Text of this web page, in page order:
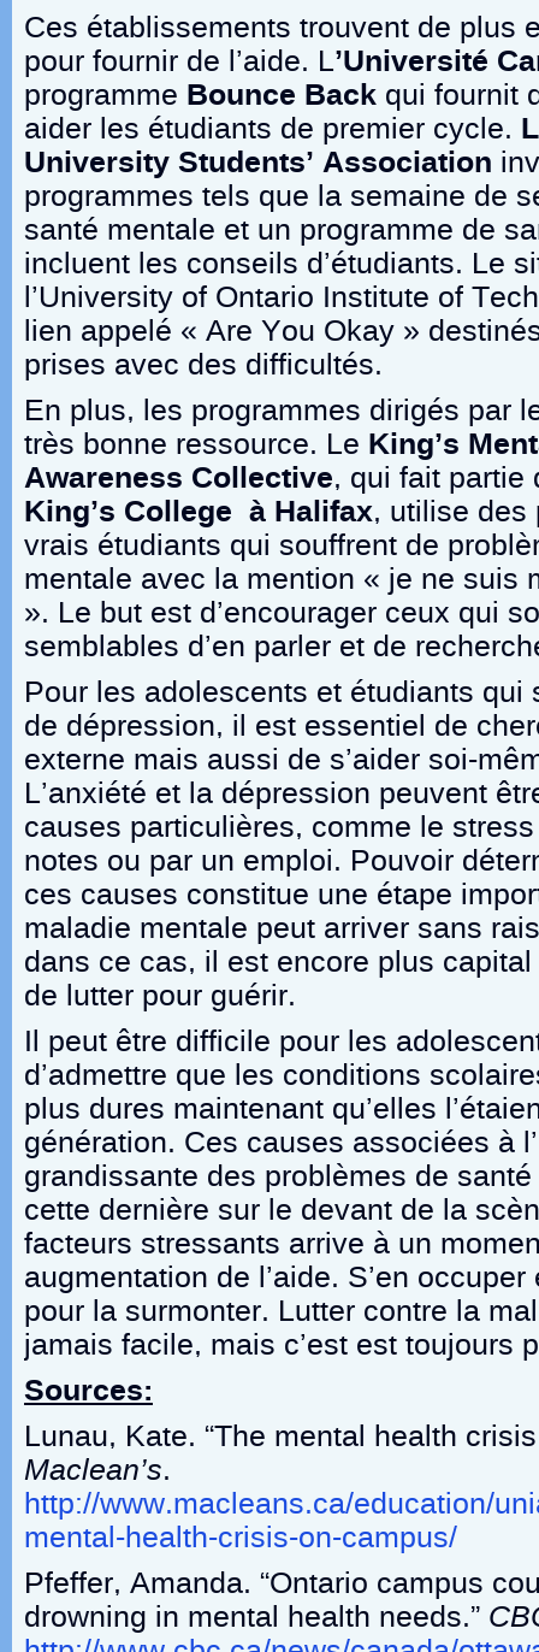
Ces établissements trouvent de plus
pour fournir de l’aide. L’Université
programme Bounce Back qui fournit
aider les étudiants de premier cycle.
University Students’ Association
programmes tels que la semaine de
santé mentale et un programme de
incluent les conseils d’étudiants. Le
l’University of Ontario Institute of
lien appelé « Are You Okay »
prises avec des difficultés.
En plus, les programmes dirigés par
très bonne ressource. Le King’s
Awareness Collective, qui fait partie
King’s College à Halifax, utilise des
vrais étudiants qui souffrent de
mentale avec la mention « je ne suis
». Le but est d’encourager ceux qui
semblables d’en parler et de
Pour les adolescents et étudiants qui
de dépression, il est essentiel de
externe mais aussi de s’aider soi-
L’anxiété et la dépression peuvent
causes particulières, comme le
notes ou par un emploi. Pouvoir
ces causes constitue une étape
maladie mentale peut arriver sans
dans ce cas, il est encore plus
de lutter pour guérir.
Il peut être difficile pour les
d’admettre que les conditions
plus dures maintenant qu’elles
génération. Ces causes associées à
grandissante des problèmes de
cette dernière sur le devant de la
facteurs stressants arrive à un
augmentation de l’aide. S’en
pour la surmonter. Lutter contre la
jamais facile, mais c’est est toujours
Sources:
Lunau, Kate. “The mental health
Maclean’s.
http://www.macleans.ca/education/
mental-health-crisis-on-campus/
Pfeffer, Amanda. “Ontario campus
drowning in mental health needs.”